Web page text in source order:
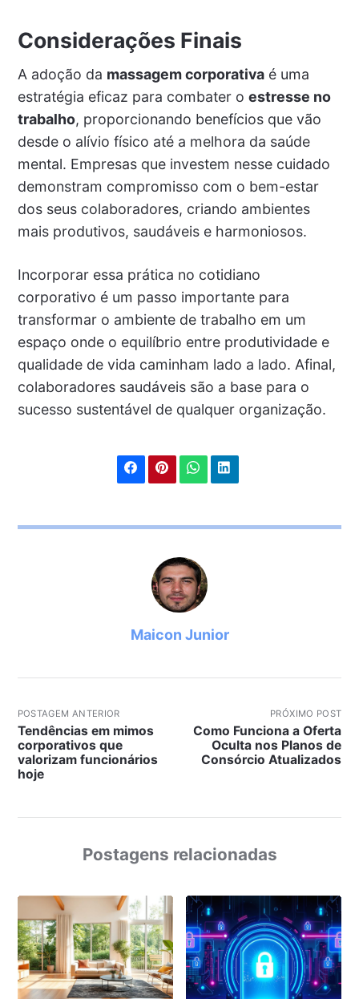
Considerações Finais
A adoção da massagem corporativaé uma
estratégia eficaz para combater o estresse no
trabalho, proporcionando benefícios que vão
desde o alívio físico até a melhora da saúde
mental. Empresas que investem nesse cuidado
demonstram compromisso com o bem-estar
dos seus colaboradores, criando ambientes
mais produtivos, saudáveis e harmoniosos.
Incorporar essa prática no cotidiano
corporativo é um passo importante para
transformar o ambiente de trabalho em um
espaço onde o equilíbrio entre produtividade e
qualidade de vida caminham lado a lado. Afinal,
colaboradores saudáveis são a base para o
sucesso sustentável de qualquer organização.
Maicon Junior
POSTAGEM ANTERIOR
Tendências em mimos
corporativos que
valorizam funcionários
hoje
PRÓXIMO POST
Como Funciona a Oferta
Oculta nos Planos de
Consórcio Atualizados
Postagens relacionadas